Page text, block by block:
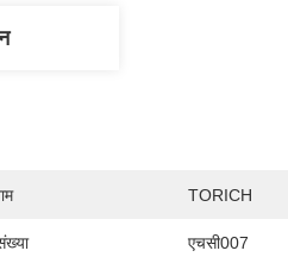
TORICH
एचसी007